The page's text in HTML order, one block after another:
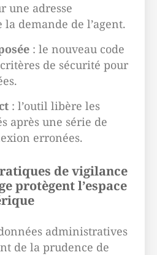
une adresse
demande de l’agent.
: le nouveau code
de sécurité pour
: l’outil libère les
après une série de
erronées.
de vigilance
protègent l’espace
administratives
de la prudence de